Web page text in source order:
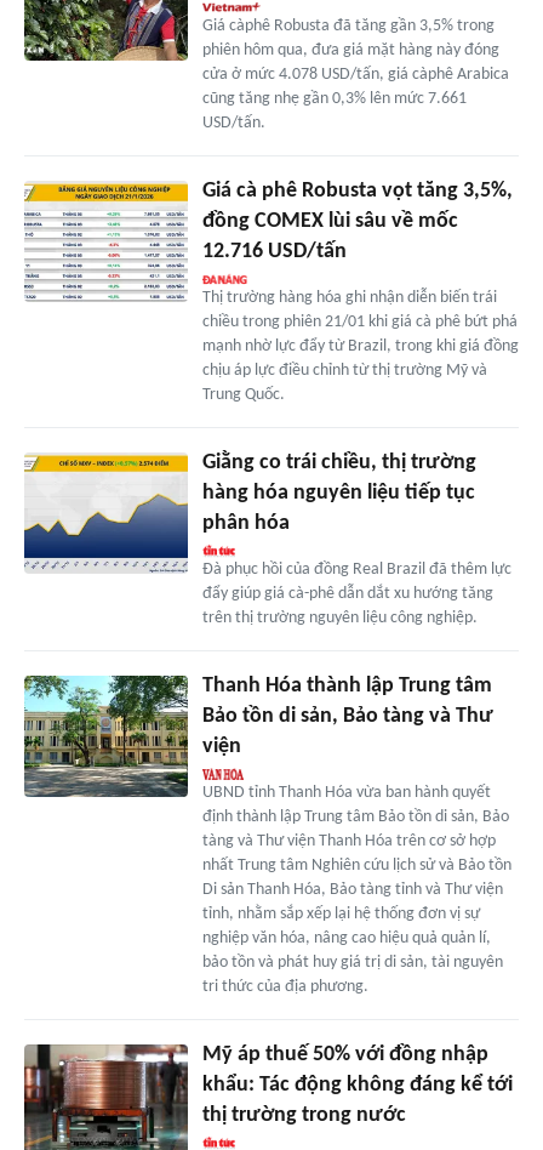
Giá càphê Robusta đã tăng gần 3,5% trong
phiên hôm qua, đưa giá mặt hàng này đóng
cửa ở mức 4.078 USD/tấn, giá càphê Arabica
cũng tăng nhẹ gần 0,3% lên mức 7.661
USD/tấn.
Giá cà phê Robusta vọt tăng 3,5%,
đồng COMEX lùi sâu về mốc
12.716 USD/tấn
Thị trường hàng hóa ghi nhận diễn biến trái
chiều trong phiên 21/01 khi giá cà phê bứt phá
mạnh nhờ lực đẩy từ Brazil, trong khi giá đồng
chịu áp lực điều chỉnh từ thị trường Mỹ và
Trung Quốc.
Giằng co trái chiều, thị trường
hàng hóa nguyên liệu tiếp tục
phân hóa
Đà phục hồi của đồng Real Brazil đã thêm lực
đẩy giúp giá cà-phê dẫn dắt xu hướng tăng
trên thị trường nguyên liệu công nghiệp.
Thanh Hóa thành lập Trung tâm
Bảo tồn di sản, Bảo tàng và Thư
viện
UBND tỉnh Thanh Hóa vừa ban hành quyết
định thành lập Trung tâm Bảo tồn di sản, Bảo
tàng và Thư viện Thanh Hóa trên cơ sở hợp
nhất Trung tâm Nghiên cứu lịch sử và Bảo tồn
Di sản Thanh Hóa, Bảo tàng tỉnh và Thư viện
tỉnh, nhằm sắp xếp lại hệ thống đơn vị sự
nghiệp văn hóa, nâng cao hiệu quả quản lí,
bảo tồn và phát huy giá trị di sản, tài nguyên
tri thức của địa phương.
Mỹ áp thuế 50% với đồng nhập
khẩu: Tác động không đáng kể tới
thị trường trong nước